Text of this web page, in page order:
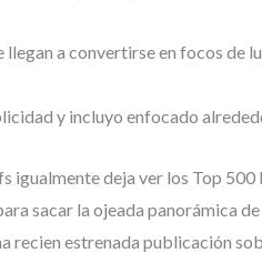
a convertirse en focos de
y incluyo enfocado
deja ver los Top
sacar la ojeada panorámica
estrenada publicación